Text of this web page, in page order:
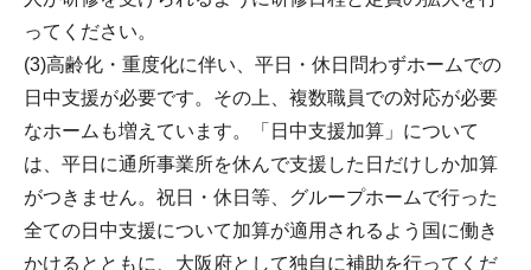
ってください。
(3)高齢化・重度化に伴い、平日・休日問わずホームでの
日中支援が必要です。その上、複数職員での対応が必要
なホームも増えています。「日中支援加算」について
は、平日に通所事業所を休んで支援した日だけしか加算
がつきません。祝日・休日等、グループホームで行った
全ての日中支援について加算が適用されるよう国に働き
かけるとともに、大阪府として独自に補助を行ってくだ